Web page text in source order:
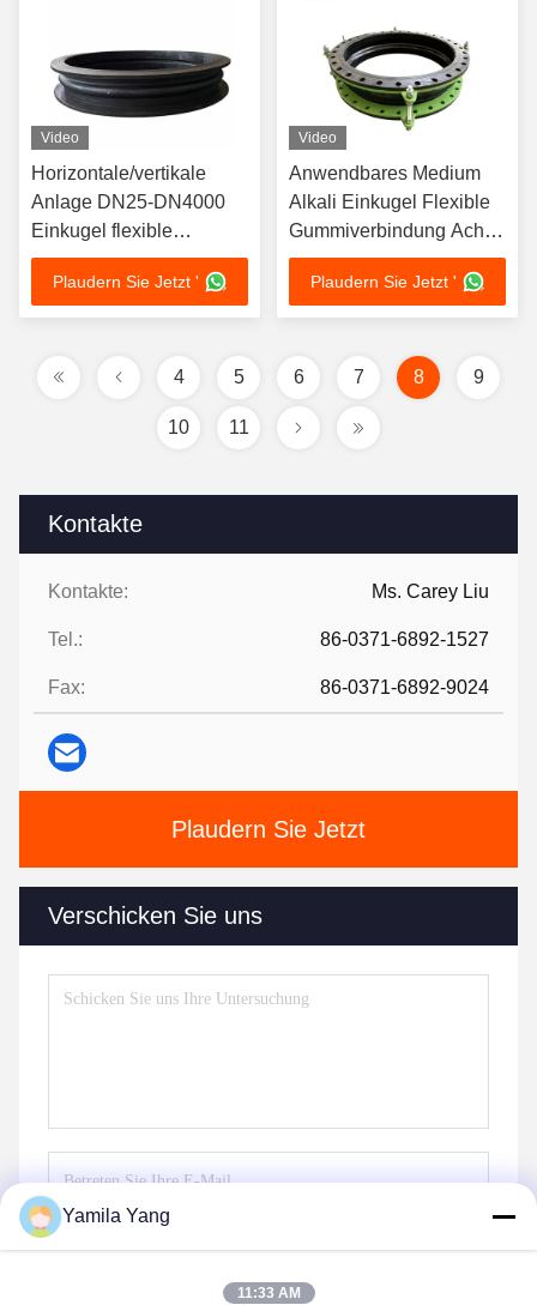
Kontakte
Kontakte: Ms. Carey Liu
Tel.: 86-0371-6892-1527
Fax: 86-0371-6892-9024
Plaudern Sie Jetzt
Verschicken Sie uns
Senden Sie
Video
Horizontale/vertikale
Anlage DN25-DN4000
Einkugel flexible
Gummiverbindung für
Industriezwecke
Plaudern Sie Jetzt '
Video
Anwendbares Medium
Alkali Einkugel Flexible
Gummiverbindung Achse
/ Quer /
Winkelbewegungsfähigkeit
Edelstahlflansche
Plaudern Sie Jetzt '
4 5 6 7 8 9
10 11
Yamila Yang
11:33 AM